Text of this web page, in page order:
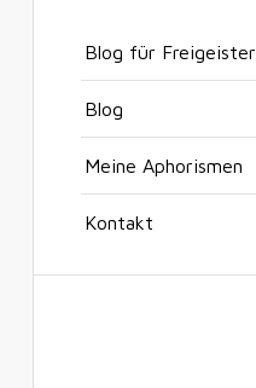
Blog für Freigeister
Blog
Meine Aphorismen
Kontakt